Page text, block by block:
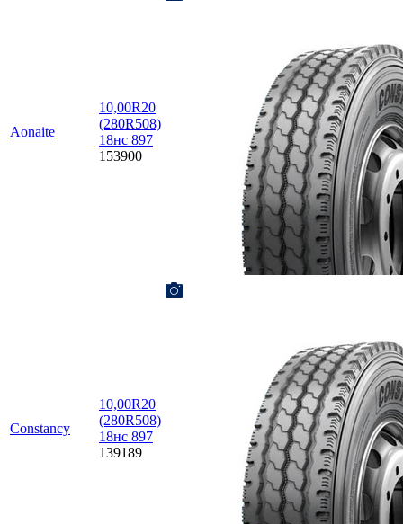
Aonaite
10,00R20
(280R508)
18нс 897
153900
Constancy
10,00R20
(280R508)
18нс 897
139189